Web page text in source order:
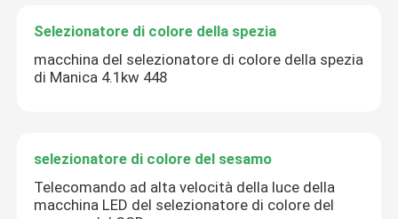
Selezionatore di colore della spezia
macchina del selezionatore di colore della spezia
di Manica 4.1kw 448
selezionatore di colore del sesamo
Telecomando ad alta velocità della luce della
macchina LED del selezionatore di colore del